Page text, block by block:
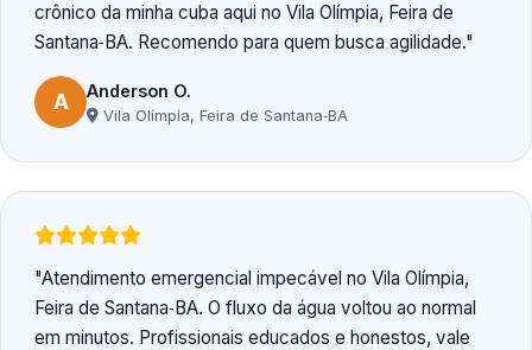
crônico da minha cuba aqui no Vila Olímpia, Feira de
Santana‑BA. Recomendo para quem busca agilidade.
A Anderson O.
Vila Olímpia, Feira de Santana‑BA
Atendimento emergencial impecável no Vila Olímpia,
Feira de Santana‑BA. O fluxo da água voltou ao normal
em minutos. Profissionais educados e honestos, vale